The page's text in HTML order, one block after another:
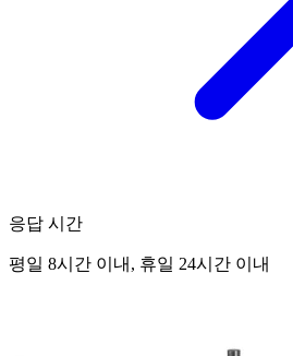
응답 시간
평일 8시간 이내, 휴일 24시간 이내